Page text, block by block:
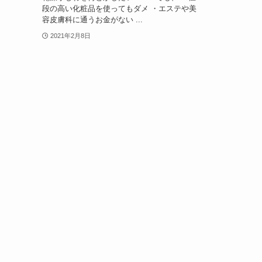
段の高い化粧品を使ってもダメ ・エステや美
容皮膚科に通うお金がない ...
2021年2月8日